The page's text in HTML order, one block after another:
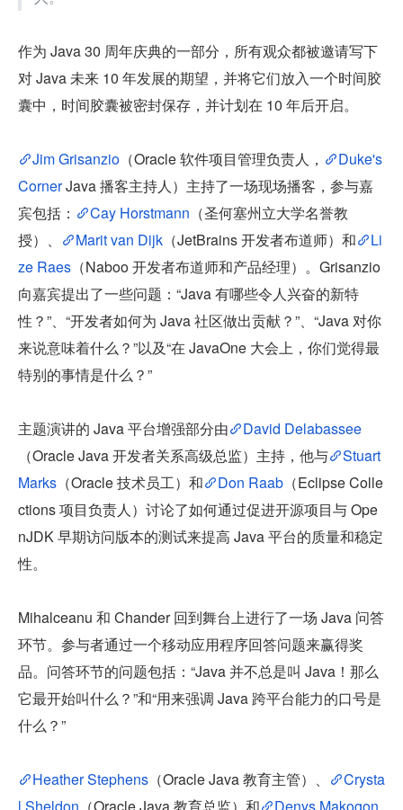
作为 Java 30 周年庆典的一部分，所有观众都被邀请写下
对 Java 未来 10 年发展的期望，并将它们放入一个时间胶
囊中，时间胶囊被密封保存，并计划在 10 年后开启。
Jim Grisanzio （Oracle 软件项目管理负责人，
Duke's
Corner Java 播客主持人）主持了一场现场播客，参与嘉
宾包括：
Cay Horstmann （圣何塞州立大学名誉教
授）、
Marit van Dijk （JetBrains 开发者布道师）和
Li
ze Raes （Naboo 开发者布道师和产品经理）。Grisanzio
向嘉宾提出了一些问题：“Java 有哪些令人兴奋的新特
性？”、“开发者如何为 Java 社区做出贡献？”、“Java 对你
来说意味着什么？”以及“在 JavaOne 大会上，你们觉得最
特别的事情是什么？”
主题演讲的 Java 平台增强部分由
David Delabassee
（Oracle Java 开发者关系高级总监）主持，他与
Stuart
Marks （Oracle 技术员工）和 Don Raab （Eclipse Colle
ctions 项目负责人）讨论了如何通过促进开源项目与 Ope
nJDK 早期访问版本的测试来提高 Java 平台的质量和稳定
性。
Mihalceanu 和 Chander 回到舞台上进行了一场 Java 问答
环节。参与者通过一个移动应用程序回答问题来赢得奖
品。问答环节的问题包括：“Java 并不总是叫 Java！那么
它最开始叫什么？”和“用来强调 Java 跨平台能力的口号是
什么？”
Heather Stephens （Oracle Java 教育主管）、
Crysta